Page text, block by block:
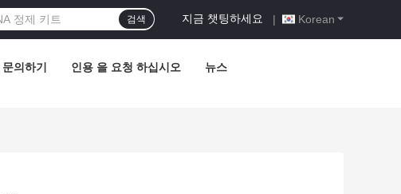
Korean
지금 챗팅하세요 |
검색
문의하기 인용 을 요청 하십시오 뉴스